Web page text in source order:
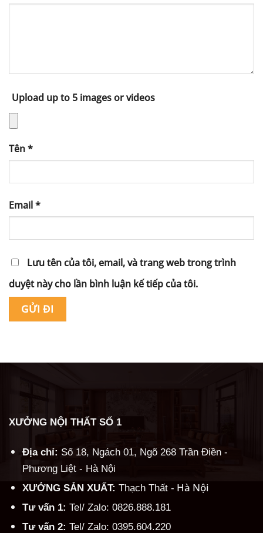
Upload up to 5 images or videos
Tên*
Email*
Lưu tên của tôi, email, và trang web trong trình
duyệt này cho lần bình luận kế tiếp của tôi.
XƯỞNG NỘI THẤT SỐ 1
Địa chỉ: Số 18, Ngách 01, Ngõ 268 Trần Điền -
Phương Liệt - Hà Nội
XƯỞNG SẢN XUẤT: Thạch Thất - Hà Nội
Tư vấn 1: Tel/ Zalo: 0826.888.181
Tư vấn 2: Tel/ Zalo: 0395.604.220